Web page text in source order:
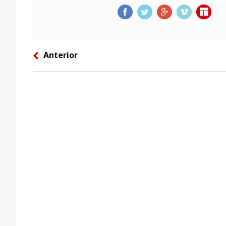
left Anterior